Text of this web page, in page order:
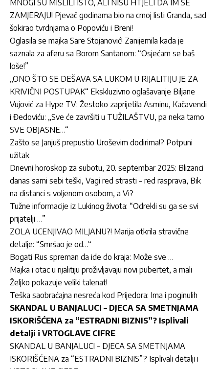
MNOGI SU MISLILI ISTO, ALI NISU HTJELI DA IM SE
ZAMJERAJU! Pjevač godinama bio na crnoj listi Granda, sad
šokirao tvrdnjama o Popoviću i Breni!
Oglasila se majka Sare Stojanović! Zanijemila kada je
saznala za aferu sa Borom Santanom: “Osjećam se baš
loše!”
„ONO ŠTO SE DEŠAVA SA LUKOM U RIJALITIJU JE ZA
KRIVIČNI POSTUPAK“ Ekskluzivno oglašavanje Biljane
Vujović za Hype TV: Žestoko zaprijetila Asminu, Kačavendi
i Đedoviću: „Sve će završiti u TUŽILAŠTVU, pa neka tamo
SVE OBJASNE…“
Zašto se Janjuš prepustio Uroševim dodirima!? Potpuni
užitak
Dnevni horoskop za subotu, 20. septembar 2025: Blizanci
danas sami sebi teški, Vagi red strasti – red rasprava, Bik
na distanci s voljenom osobom, a Vi?
Tužne informacije iz Lukinog života: “Odrekli su ga se svi
prijatelji …”
ZOLA UCENJIVAO MILJANU?! Marija otkrila stravične
detalje: “Smršao je od…“
Bogati Rus spreman da ide do kraja: Može sve …
Majka i otac u rijalitiju proživljavaju novi pubertet, a mali
Željko pokazuje veliki talenat!
Teška saobraćajna nesreća kod Prijedora: Ima i poginulih
SKANDAL U BANJALUCI – DJECA SA SMETNJAMA
ISKORIŠĆENA za “ESTRADNI BIZNIS”? Isplivali
detalji i VRTOGLAVE CIFRE
SKANDAL U BANJALUCI – DJECA SA SMETNJAMA
ISKORIŠĆENA za “ESTRADNI BIZNIS”? Isplivali detalji i